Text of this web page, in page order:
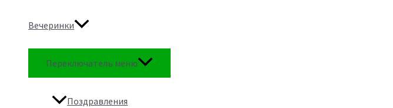
Вечеринки
Переключатель меню
Поздравления